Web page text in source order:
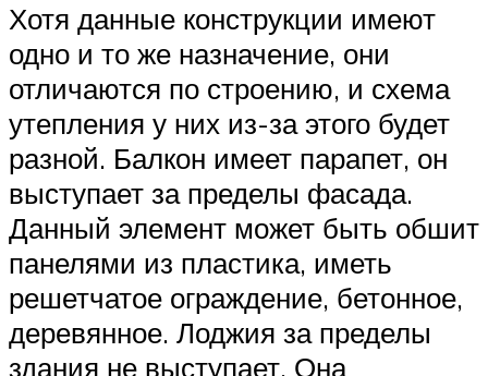
Хотя данные конструкции имеют
одно и то же назначение, они
отличаются по строению, и схема
утепления у них из-за этого будет
разной. Балкон имеет парапет, он
выступает за пределы фасада.
Данный элемент может быть обшит
панелями из пластика, иметь
решетчатое ограждение, бетонное,
деревянное. Лоджия за пределы
здания не выступает. Она